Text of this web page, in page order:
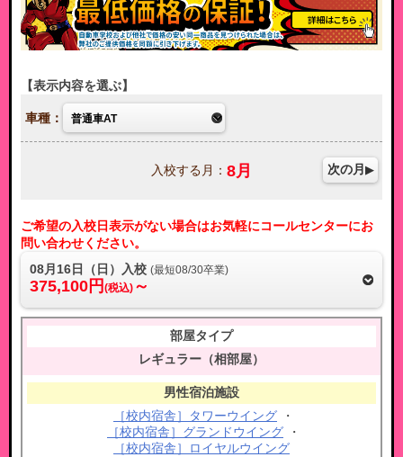
表示内容を選ぶ
車種：
入校する月： 8月 次の月
ご希望の入校日表示がない場合はお気軽にコールセンターにお
問い合わせください。
08月16日（日）入校 (最短08/30卒業)
375,100円 (税込) ～
レギュラー（相部屋）
［校内宿舎］タワーウイング
・
［校内宿舎］グランドウイング
・
［校内宿舎］ロイヤルウイング